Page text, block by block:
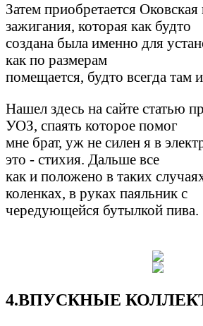
Затем приобретается Оковская
зажигания, которая как будто
создана была именно для
как по размерам
помещается, будто всегда там
Нашел здесь на сайте статью
УОЗ, спаять которое помог
мне брат, уж не силен я в
это - стихия. Дальше все
как и положено в таких
коленках, в руках паяльник с
чередующейся бутылкой пива.
4.ВПУСКНЫЕ